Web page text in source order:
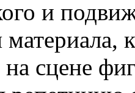
и
сцене